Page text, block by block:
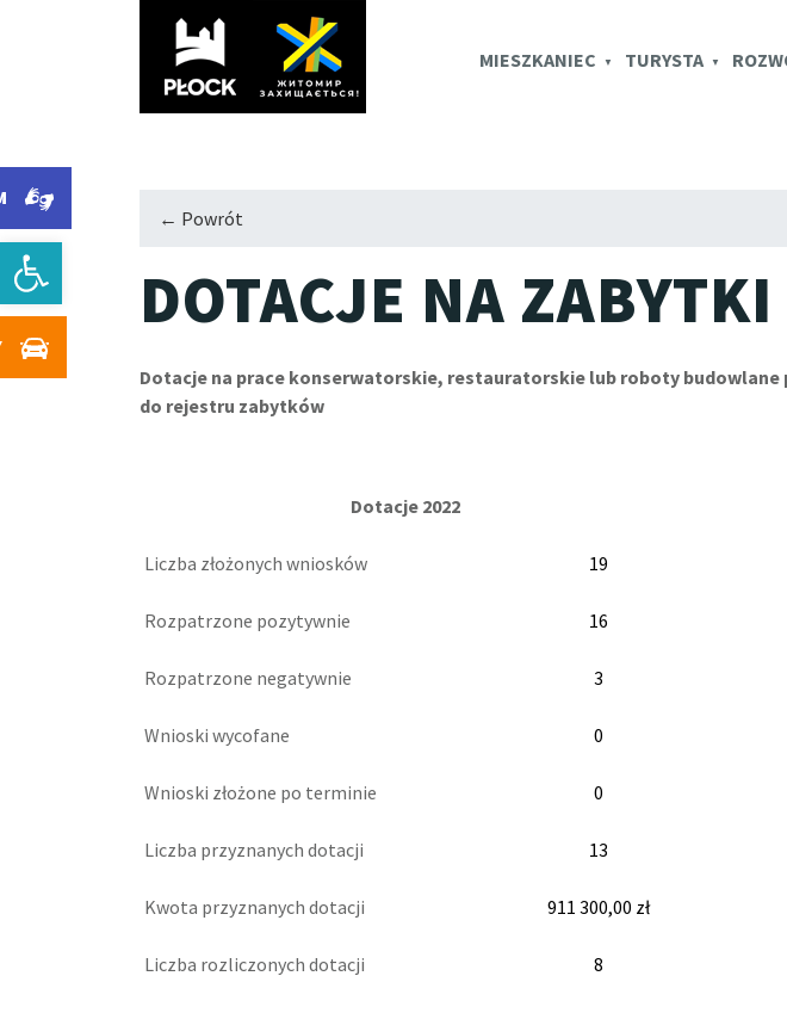
Otwórz pasek narzędzi
PLOCK.EU
MIESZKANIEC TURYSTA
← Powrót
DOTACJE NA
Dotacje na prace konserwatorskie, restauratorskie lub roboty budowlane
do rejestru zabytków
Dotacje 2022
Liczba złożonych wniosków 19
Rozpatrzone pozytywnie 16
Rozpatrzone negatywnie 3
Wnioski wycofane 0
Wnioski złożone po terminie 0
Liczba przyznanych dotacji 13
Kwota przyznanych dotacji 911 300,00 zł
Liczba rozliczonych dotacji 8